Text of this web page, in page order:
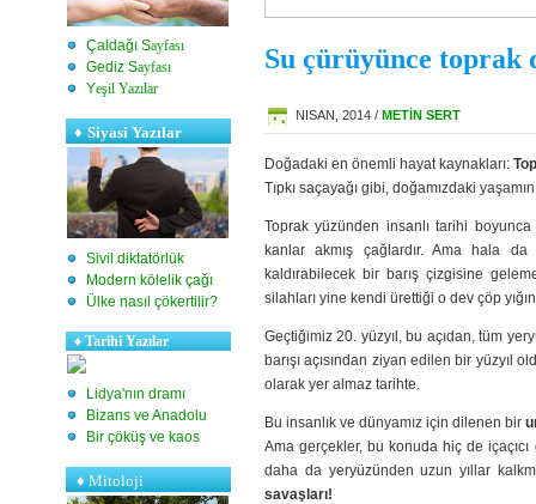
Çaldağı Sayfası
Gediz Sayfası
Yeşil Yazılar
♦ Siyasi Yazılar
Sivil diktatörlük
Modern kölelik çağı
Ülke nasıl çökertilir?
♦ Tarihi Yazılar
Lidya'nın dramı
Bizans ve Anadolu
Bir çöküş ve kaos
♦Mitoloji
Su çürüyünce toprak
NISAN, 2014 / METİN SERT
Doğadaki en önemli hayat kaynakları:
Tıpkı saçayağı gibi, doğamızdaki
Toprak yüzünden insanlı tarihi
kanlar akmış çağlardır. Ama hala
kaldırabilecek bir barış çizgisine
silahları yine kendi ürettiği o dev çöp
Geçtiğimiz 20. yüzyıl, bu açıdan, tüm
barışı açısından ziyan edilen bir yüzyıl
olarak yer almaz tarihte.
Bu insanlık ve dünyamız için dilenen bir
Ama gerçekler, bu konuda hiç de
daha da yeryüzünden uzun yıllar
savaşları!